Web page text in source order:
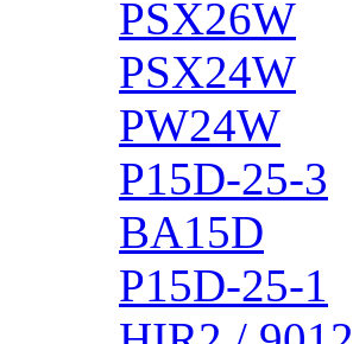
PSX26W
PSX24W
PW24W
P15D-25-3
BA15D
P15D-25-1